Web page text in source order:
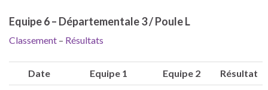
Equipe 6 – Départementale 3 / Poule L
Classement – Résultats
Date Equipe 1 Equipe 2 Résultat